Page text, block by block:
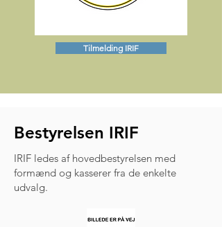
Tilmelding IRIF
Bestyrelsen IRIF
IRIF ledes af hovedbestyrelsen med
formænd og kasserer fra de enkelte
udvalg.